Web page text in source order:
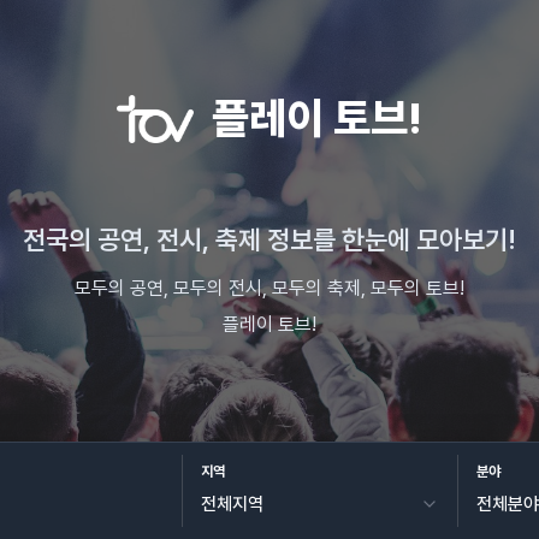
플레이 토브!
전국의 공연, 전시, 축제 정보를 한눈에 모아보기!
모두의 공연, 모두의 전시, 모두의 축제, 모두의 토브!
플레이 토브!
지역 분야